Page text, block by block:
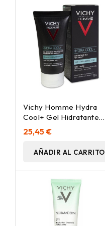
Vichy Homme Hydra
Cool+ Gel Hidratante
Efecto Hielo 50Ml
25,45 €
AÑADIR AL CARRITO